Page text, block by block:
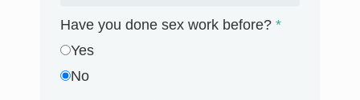
Have you done sex work before? *
Yes
No